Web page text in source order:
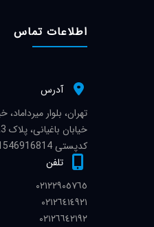
اطلاعات تماس
آدرس
تهران، بلوار میرداماد،
کدپستی 1546916814
تلفن
٠٢١٢٢٩٠٥٧٦٥
٠٢١٢٦٤١٤٩٢١
٠٢١٢٦٦٤٢١٩٢